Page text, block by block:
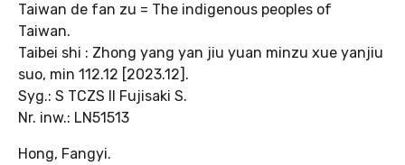
Taiwan de fan zu = The indigenous peoples of
Taiwan.
Taibei shi : Zhong yang yan jiu yuan minzu xue yanjiu
suo, min 112.12 [2023.12].
Syg.: S TCZS II Fujisaki S.
Nr. inw.: LN51513
Hong, Fangyi.